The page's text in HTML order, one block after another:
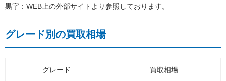
黒字：WEB上の外部サイトより参照しております。
グレード別の買取相場
グレード 買取相場